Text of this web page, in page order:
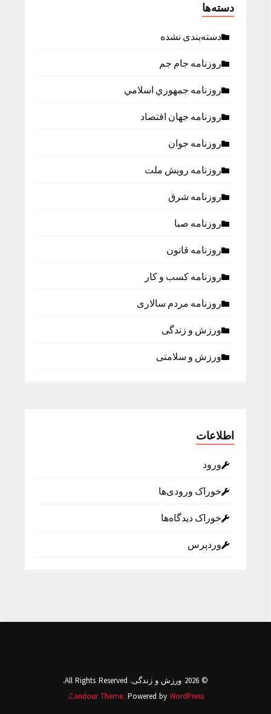
دسته‌ها
دسته‌بندی نشده
روزنامه جام جم
روزنامه جمهوري اسلامي
روزنامه جهان اقتصاد
روزنامه جوان
روزنامه رویش ملت
روزنامه شرق
روزنامه صبا
روزنامه قانون
روزنامه كسب و كار
روزنامه مردم سالاری
ورزش و زندگی
ورزش و سلامتی
اطلاعات
ورود
خوراک ورودی‌ها
خوراک دیدگاه‌ها
وردپرس
© 2026 ورزش و زندگی. All Rights Reserved.
Candour Theme. Powered byWordPress.